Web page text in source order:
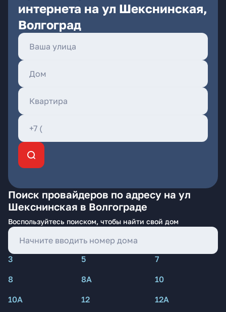
интернета на ул Шекснинская,
Волгоград
Поиск провайдеров по адресу на ул
Шекснинская в Волгограде
Воспользуйтесь поиском, чтобы найти свой дом
3 5
7
8
8А
10
10А
12
12А